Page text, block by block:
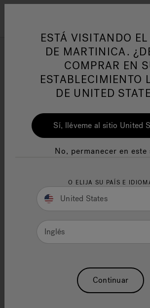
Responsabilidad Social
HIDROMASAJE
LAS MEJORES
HIDROMASAJE DE
TAMAÑO MEDIANO
PERSONAS (LAS
MEJORES
Escrito por Erica
¿Está buscando una tina de
ESTÁ VISITANDO
DE MARTINICA.
COMPRAR EN
ESTABLECIMIENTO
DE UNITED
Sí, lléveme al sitio United
No, permanecer en este
O ELIJA SU PAÍS E
United States
Inglés
Continuar